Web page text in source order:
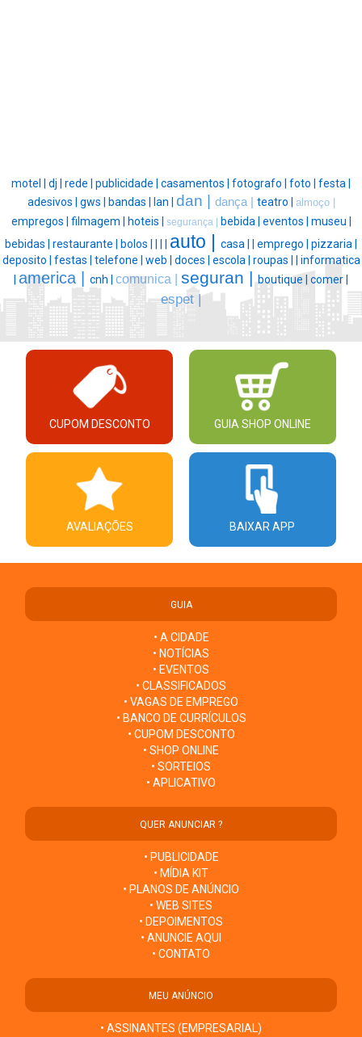
motel | dj | rede | publicidade | casamentos | fotografo | foto | festa |
adesivos | gws | bandas | lan | dan | dança | teatro | almoço |
empregos | filmagem | hoteis | segurança | bebida | eventos | museu |
bebidas | restaurante | bolos | | | | auto | casa | | emprego | pizzaria |
deposito | festas | telefone | web | doces | escola | roupas | | informatica
| america | cnh | comunica | seguran | boutique | comer |
espet |
CUPOM DESCONTO GUIA SHOP ONLINE
AVALIAÇÕES BAIXAR APP
GUIA
• A CIDADE
• NOTÍCIAS
• EVENTOS
• CLASSIFICADOS
• VAGAS DE EMPREGO
• BANCO DE CURRÍCULOS
• CUPOM DESCONTO
• SHOP ONLINE
• SORTEIOS
• APLICATIVO
QUER ANUNCIAR ?
• PUBLICIDADE
• MÍDIA KIT
• PLANOS DE ANÚNCIO
• WEB SITES
• DEPOIMENTOS
• ANUNCIE AQUI
• CONTATO
MEU ANÚNCIO
• ASSINANTES (EMPRESARIAL)